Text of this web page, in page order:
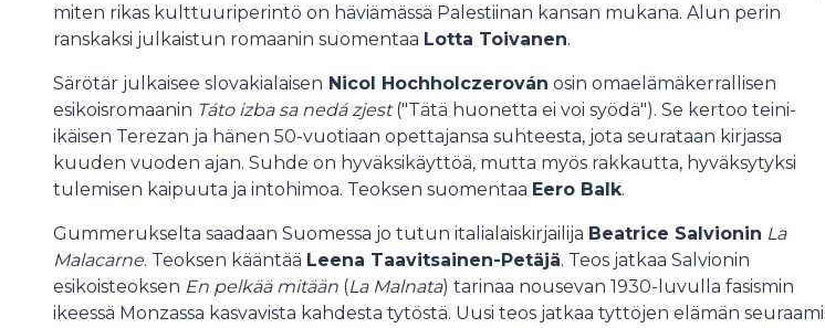
miten rikas kulttuuriperintö on häviämässä Palestiinan kansan mukana. Alun perin
ranskaksi julkaistun romaanin suomentaa Lotta Toivanen.
Särötär julkaisee slovakialaisen Nicol Hochholczerován osin omaelämäkerrallisen
esikoisromaanin Táto izba sa nedá zjest("Tätä huonetta ei voi syödä"). Se kertoo teini-
ikäisen Terezan ja hänen 50-vuotiaan opettajansa suhteesta, jota seurataan kirjassa
kuuden vuoden ajan. Suhde on hyväksikäyttöä, mutta myös rakkautta, hyväksytyksi
tulemisen kaipuuta ja intohimoa. Teoksen suomentaa Eero Balk.
Gummerukselta saadaan Suomessa jo tutun italialaiskirjailija Beatrice Salvionin La
Malacarne. Teoksen kääntää Leena Taavitsainen-Petäjä. Teos jatkaa Salvionin
esikoisteoksen En pelkää mitään (La Malnata) tarinaa nousevan 1930-luvulla fasismin
ikeessä Monzassa kasvavista kahdesta tytöstä. Uusi teos jatkaa tyttöjen elämän